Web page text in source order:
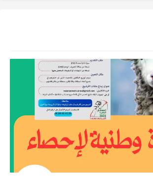
Tableau des pictogrammes chimiques
Cours énergie électrique
Cours puissance électrique